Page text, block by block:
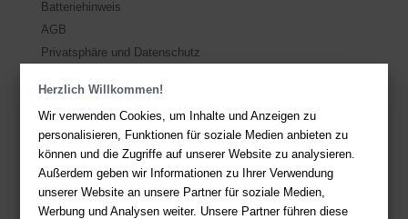
Herzlich Willkommen!
Wir verwenden Cookies, um Inhalte und Anzeigen zu
personalisieren, Funktionen für soziale Medien anbieten zu
können und die Zugriffe auf unserer Website zu analysieren.
Außerdem geben wir Informationen zu Ihrer Verwendung
unserer Website an unsere Partner für soziale Medien,
Werbung und Analysen weiter. Unsere Partner führen diese
Batteriehinweis
AGB
Privatsphäre und Datenschutz
Sie haben Fragen? Hier finden Sie Antworten auf häufig gestellte
Fragen.
Fragen per E-Mail: service@deutsche-buchhandlung.de
Telefon: +49 (0)511 - 982 684 41